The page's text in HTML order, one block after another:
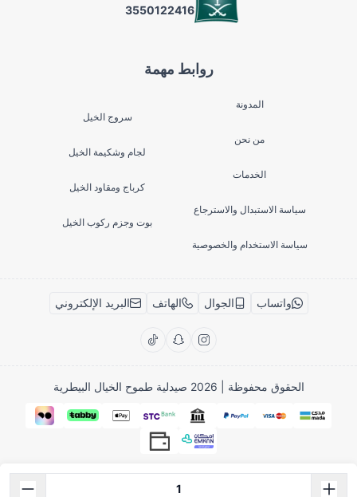
روابط مهمة
المدونة
من نحن
الخدمات
سياسة الاستبدال والاسترجاع
سياسة الاستخدام والخصوصية
سروج الخيل
لجام وشكيمة الخيل
كرباج ومقاود الخيل
بوت وجزم ركوب الخيل
3550122416
واتساب الجوال الهاتف البريد الإلكتروني
الحقوق محفوظة | 2026 صيدلية طموح الخيال البيطرية